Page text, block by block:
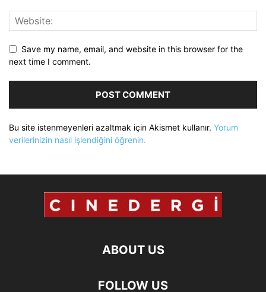
Save my name, email, and website in this browser for the
next time I comment.
Bu site istenmeyenleri azaltmak için Akismet kullanır. Yorum
verilerinizin nasıl işlendiğini öğrenin.
ABOUT US
FOLLOW US